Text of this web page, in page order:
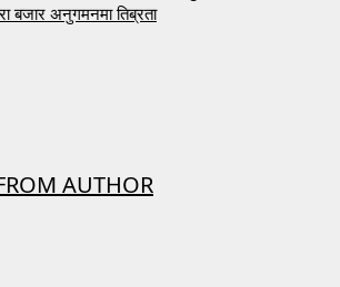
बजार अनुगमनमा तिब्रता
AUTHOR